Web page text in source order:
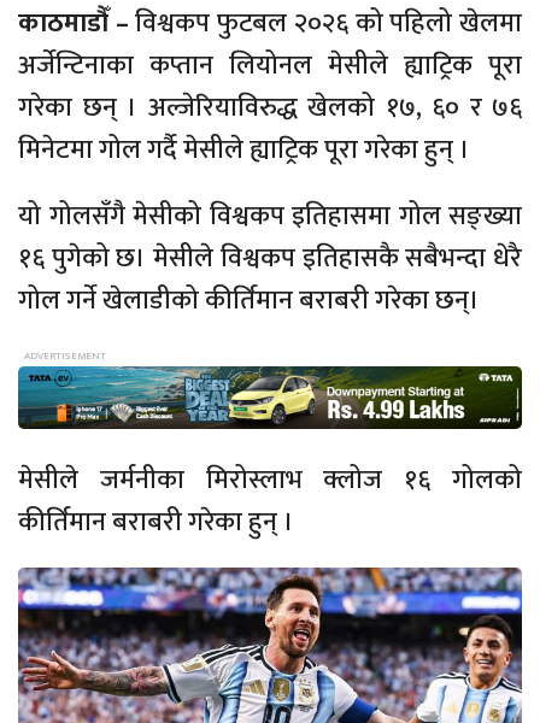
काठमाडौँ –विश्वकप फुटबल २०२६ को पहिलो खेलमा
अर्जेन्टिनाका कप्तान लियोनल मेसीले ह्याट्रिक पूरा
गरेका छन् । अल्जेरियाविरुद्ध खेलको १७, ६० र ७६
मिनेटमा गोल गर्दै मेसीले ह्याट्रिक पूरा गरेका हुन् ।
यो गोलसँगै मेसीको विश्वकप इतिहासमा गोल सङ्ख्या
१६ पुगेको छ। मेसीले विश्वकप इतिहासकै सबैभन्दा धेरै
गोल गर्ने खेलाडीको कीर्तिमान बराबरी गरेका छन्।
मेसीले जर्मनीका मिरोस्लाभ क्लोज १६ गोलको
कीर्तिमान बराबरी गरेका हुन् ।